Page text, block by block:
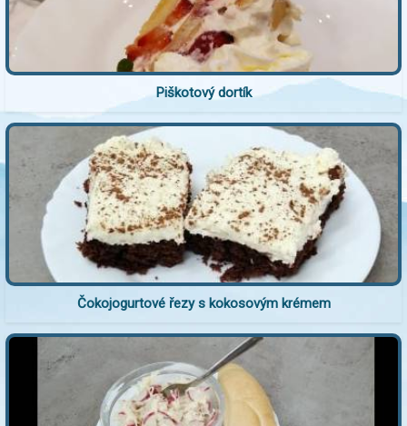
Piškotový dortík
Čokojogurtové řezy s kokosovým krémem